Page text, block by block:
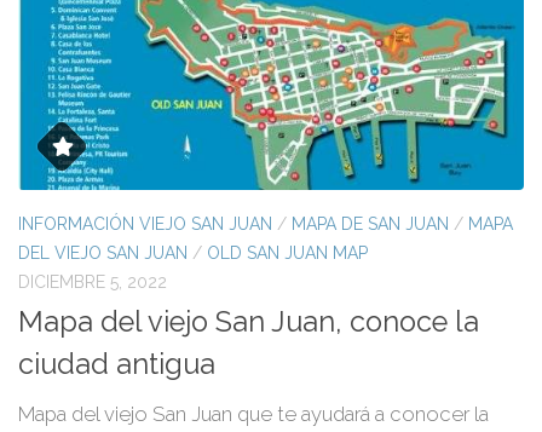
INFORMACIÓN VIEJO SAN JUAN / MAPA DE SAN JUAN / MAPA
DEL VIEJO SAN JUAN / OLD SAN JUAN MAP
DICIEMBRE 5, 2022
Mapa del viejo San Juan, conoce la
ciudad antigua
Mapa del viejo San Juan que te ayudará a conocer la